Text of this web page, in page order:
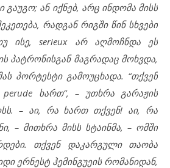
ან იქნებ, არც ინდომა მისს
რადგან რიგში წინ სხვები
ისე, serieux არ აღმოჩნდა ეს
პატრონისგან მაგრადაც მოხვდა,
პორტესტი გამოუცხადა. “თქვენ
perude ხართ”, – უთხრა გარაჟის
– აი, რა ხართ თქვენ! აი, რა
– მითხრა მისს სტაინმა, – ომში
თქვენ დაკარგული თაობა
ერნესტ ჰემინგუეის რომანიდან,